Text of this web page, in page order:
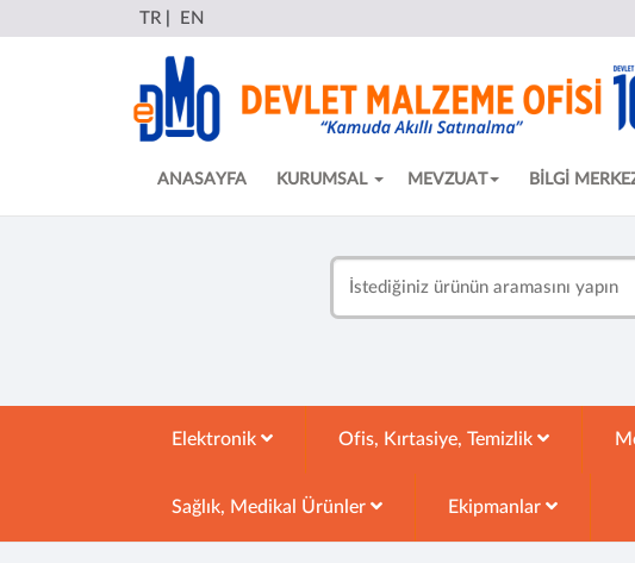
TR EN
ANASAYFA KURUMSAL MEVZUAT BİLGİ
Elektronik Ofis, Kırtasiye, Temizlik
Sağlık, Medikal Ürünler Ekipmanlar